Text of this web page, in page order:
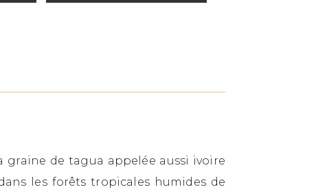
graine de tagua appelée aussi ivoire
les forêts tropicales humides de